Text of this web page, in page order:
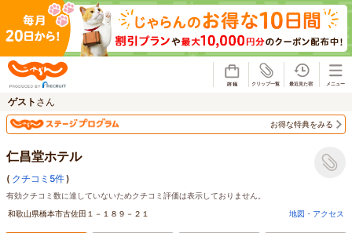
ゲスト さん
お得な特典をみる
仁昌堂ホテル
( クチコミ5件)
有効クチコミ数に達していないためクチコミ評価は表示しておりません。
和歌山県橋本市古佐田１－１８９－２１
地図・アクセス